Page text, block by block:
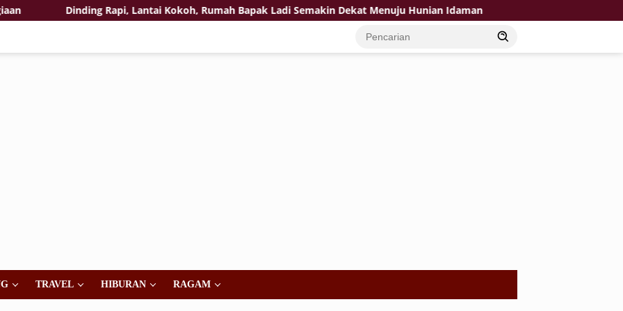
Dinding Rapi, Lantai Kokoh, Rumah Bapak Ladi Semakin Dekat Menuju Hunian Idaman
TRAVEL HIBURAN RAGAM